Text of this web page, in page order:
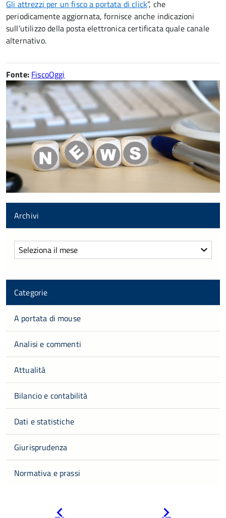
Gli attrezzi per un fisco a portata di click”, che
periodicamente aggiornata, fornisce anche indicazioni
sull’utilizzo della posta elettronica certificata quale canale
alternativo.
Fonte: FiscoOggi
Archivi
Archivi
Categorie
A portata di mouse
Analisi e commenti
Attualità
Bilancio e contabilità
Dati e statistiche
Giurisprudenza
Normativa e prassi